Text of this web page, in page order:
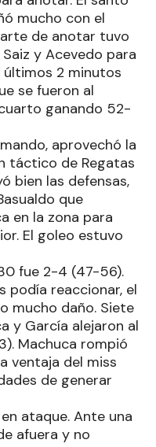
mucho con el
de anotar tuvo
y Acevedo para
últimos 2 minutos
se fueron al
ganando 52-
aprovechó la
táctico de Regatas
bien las defensas,
que
en la zona para
El goleo estuvo
fue 2-4 (47-56).
podía reaccionar, el
mucho daño. Siete
y García alejaron al
Machuca rompió
ventaja del miss
de generar
ataque. Ante una
afuera y no